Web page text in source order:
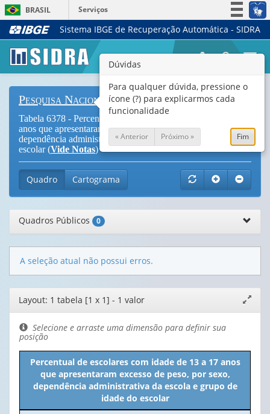
BRASIL
Serviços
Simplifique!
Legislação
Canais
Sistema IBGE de Recuperação Automática - SIDRA
Pesquisa Nacional de Saúde do Escolar
Tabela 6378 - Percentual de escolares com idade de 13 a 17
anos que apresentaram excesso de peso, por sexo,
dependência administrativa da escola e grupo de idade do
escolar (Vide Notas)
Quadro Cartograma
Quadros Públicos 0
A seleção atual não possui erros.
Editor
de
layout
janela
Layout: 1 tabela [1 x 1] - 1 valor
Selecione e arraste uma dimensão para definir sua
posição
Percentual de escolares com idade de 13 a 17 anos
que apresentaram excesso de peso, por sexo,
dependência administrativa da escola e grupo de
idade do escolar
Dúvidas
Para qualquer dúvida, pressione o
ícone (?) para explicarmos cada
funcionalidade
« Anterior Próximo » Fim